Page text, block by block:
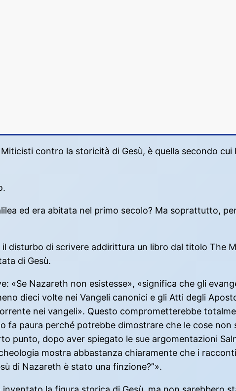
contro la storicità di Gesù, è quella secondo
ed era abitata nel primo secolo? Ma soprattutto,
il disturbo di scrivere addirittura un libro dal titolo The
di Gesù.
«Se Nazareth non esistesse», «significa che gli
dieci volte nei Vangeli canonici e gli Atti degli
nei vangeli». Questo comprometterebbe
fa paura perché potrebbe dimostrare che le cose
punto, dopo aver spiegato le sue argomentazioni
mostra abbastanza chiaramente che i
di Nazareth è stato una finzione?”».